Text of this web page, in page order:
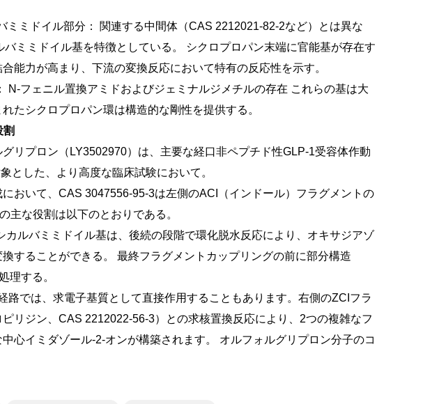
ミミドイル部分： 関連する中間体（CAS 2212021-82-2など）とは異な
ミミドイル基を特徴としている。
シクロプロパン末端に官能基が存在す
能力が高まり、下流の変換反応において特有の反応性を示す。
N-フェニル置換アミドおよびジェミナルジメチルの存在 これらの基は大
たシクロプロパン環は構造的な剛性を提供する。
割
リプロン（LY3502970）は、主要な経口非ペプチド性GLP-1受容体作動
とした、より高度な臨床試験において。
おいて、CAS 3047556-95-3は左側のACI（インドール）フラグメントの
主な役割は以下のとおりである。
カルバミミドイル基は、後続の段階で環化脱水反応により、オキサジアゾ
することができる。 最終フラグメントカップリングの前に部分構造
理する。
路では、求電子基質として直接作用することもあります。右側のZCIフラ
リジン、CAS 2212022-56-3）との求核置換反応により、2つの複雑なフ
心イミダゾール-2-オンが構築されます。 オルフォルグリプロン分子のコ